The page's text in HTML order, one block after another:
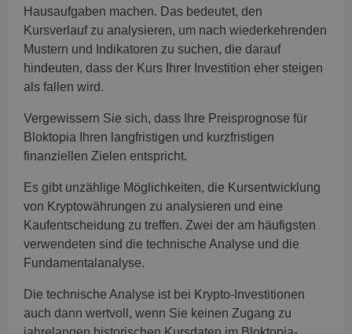
Hausaufgaben machen. Das bedeutet, den
Kursverlauf zu analysieren, um nach wiederkehrenden
Mustern und Indikatoren zu suchen, die darauf
hindeuten, dass der Kurs Ihrer Investition eher steigen
als fallen wird.
Vergewissern Sie sich, dass Ihre Preisprognose für
Bloktopia Ihren langfristigen und kurzfristigen
finanziellen Zielen entspricht.
Es gibt unzählige Möglichkeiten, die Kursentwicklung
von Kryptowährungen zu analysieren und eine
Kaufentscheidung zu treffen. Zwei der am häufigsten
verwendeten sind die technische Analyse und die
Fundamentalanalyse.
Die technische Analyse ist bei Krypto-Investitionen
auch dann wertvoll, wenn Sie keinen Zugang zu